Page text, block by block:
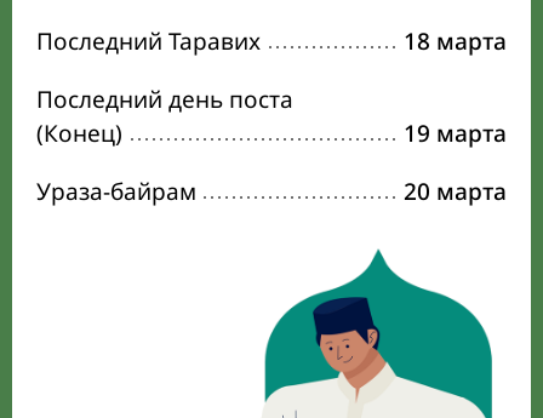
Последний Таравих
18 марта
Последний день поста
(Конец)
19 марта
Ураза-байрам
20 марта